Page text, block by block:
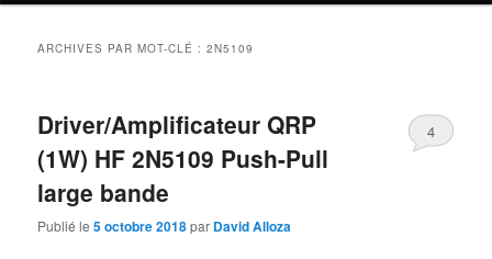
ARCHIVES PAR MOT-CLÉ :2N5109
Driver/Amplificateur QRP
(1W) HF 2N5109 Push-Pull
large bande
Publié le5 octobre 2018par David Alloza
4